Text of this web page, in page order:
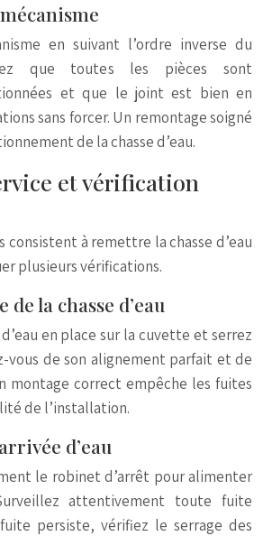
en suivant l’ordre inverse du
que toutes les pièces sont
et que le joint est bien en
sans forcer. Un remontage soigné
de la chasse d’eau.
et vérification
consistent à remettre la chasse d’eau
plusieurs vérifications.
de la chasse d’eau
en place sur la cuvette et serrez
vous de son alignement parfait et de
montage correct empêche les fuites
de l’installation.
d’eau
le robinet d’arrêt pour alimenter
attentivement toute fuite
persiste, vérifiez le serrage des